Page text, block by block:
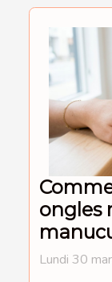
ongles
Lundi 30